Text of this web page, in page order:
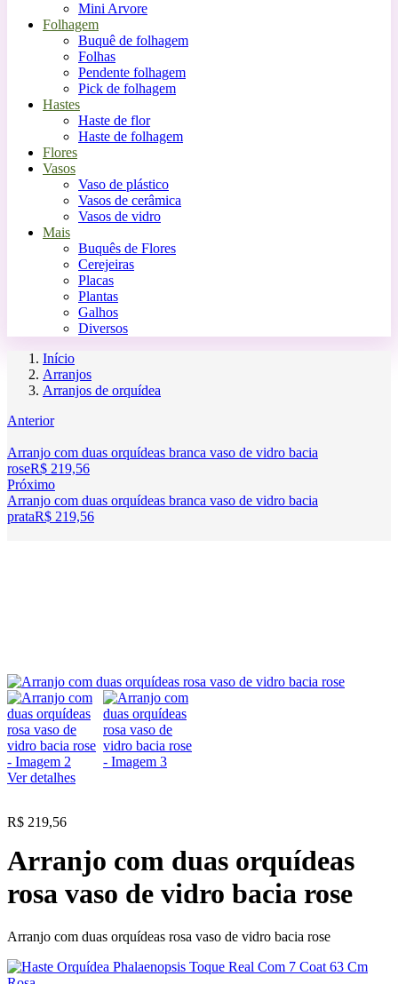
Mini Arvore
Folhagem
Buquê de folhagem
Folhas
Pendente folhagem
Pick de folhagem
Hastes
Haste de flor
Haste de folhagem
Flores
Vasos
Vaso de plástico
Vasos de cerâmica
Vasos de vidro
Mais
Buquês de Flores
Cerejeiras
Placas
Plantas
Galhos
Diversos
Início
Arranjos
Arranjos de orquídea
Anterior
Arranjo com duas orquídeas branca vaso de vidro bacia
roseR$ 219,56
Próximo
Arranjo com duas orquídeas branca vaso de vidro bacia
prataR$ 219,56
Ver detalhes
R$ 219,56
Arranjo com duas orquídeas
rosa vaso de vidro bacia rose
Arranjo com duas orquídeas rosa vaso de vidro bacia rose